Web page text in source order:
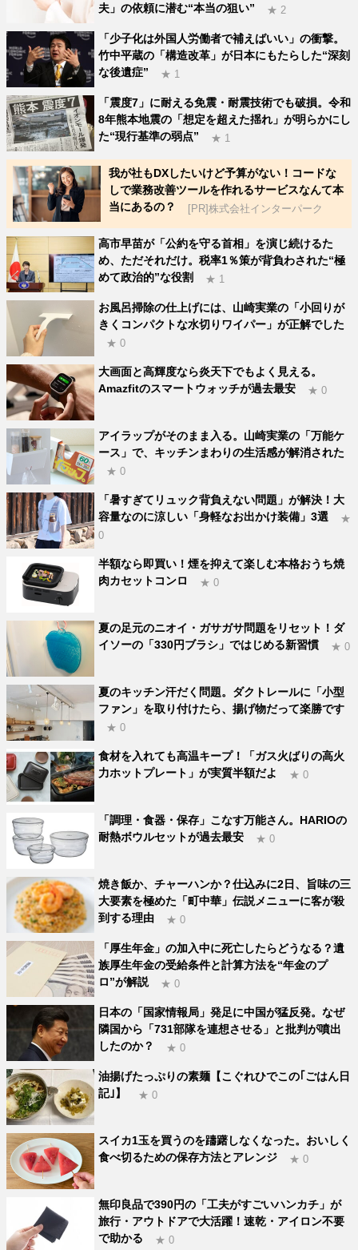
夫」の依頼に潜む“本当の狙い”
★ 2
「少子化は外国人労働者で補えばいい」の衝撃。
竹中平蔵の「構造改革」が日本にもたらした“深刻
な後遺症”
★ 1
「震度7」に耐える免震・耐震技術でも破損。令和
8年熊本地震の「想定を超えた揺れ」が明らかにし
た“現行基準の弱点”
★ 1
我が社もDXしたいけど予算がない！コードな
しで業務改善ツールを作れるサービスなんて本
当にあるの？
[PR]株式会社インターパーク
高市早苗が「公約を守る首相」を演じ続けるた
め、ただそれだけ。税率1％策が背負わされた“極
めて政治的”な役割
★ 1
お風呂掃除の仕上げには、山崎実業の「小回りが
きくコンパクトな水切りワイパー」が正解でした
★ 0
大画面と高輝度なら炎天下でもよく見える。
Amazfitのスマートウォッチが過去最安
★ 0
アイラップがそのまま入る。山崎実業の「万能ケ
ース」で、キッチンまわりの生活感が解消された
★ 0
「暑すぎてリュック背負えない問題」が解決！大
容量なのに涼しい「身軽なお出かけ装備」3選
★
0
半額なら即買い！煙を抑えて楽しむ本格おうち焼
肉カセットコンロ
★ 0
夏の足元のニオイ・ガサガサ問題をリセット！ダ
イソーの「330円ブラシ」ではじめる新習慣
★ 0
夏のキッチン汗だく問題。ダクトレールに「小型
ファン」を取り付けたら、揚げ物だって楽勝です
★ 0
食材を入れても高温キープ！「ガス火ばりの高火
力ホットプレート」が実質半額だよ
★ 0
「調理・食器・保存」こなす万能さん。HARIOの
耐熱ボウルセットが過去最安
★ 0
焼き飯か、チャーハンか？仕込みに2日、旨味の三
大要素を極めた「町中華」伝説メニューに客が殺
到する理由
★ 0
「厚生年金」の加入中に死亡したらどうなる？遺
族厚生年金の受給条件と計算方法を“年金のプ
ロ”が解説
★ 0
日本の「国家情報局」発足に中国が猛反発。なぜ
隣国から「731部隊を連想させる」と批判が噴出
したのか？
★ 0
油揚げたっぷりの素麺【こぐれひでこの｢ごはん日
記｣】
★ 0
スイカ1玉を買うのを躊躇しなくなった。おいしく
食べ切るための保存方法とアレンジ
★ 0
無印良品で390円の「工夫がすごいハンカチ」が
旅行・アウトドアで大活躍！速乾・アイロン不要
で助かる
★ 0